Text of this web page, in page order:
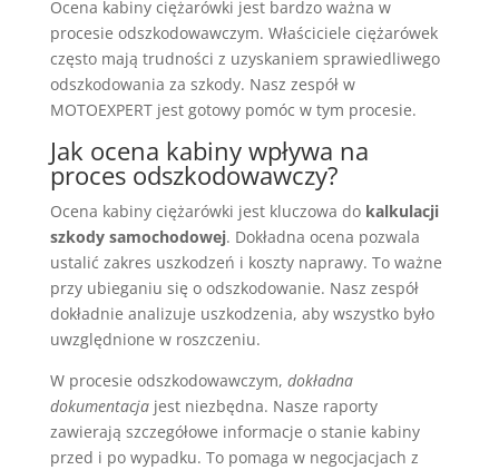
Ocena kabiny ciężarówki jest bardzo ważna w
procesie odszkodowawczym. Właściciele ciężarówek
często mają trudności z uzyskaniem sprawiedliwego
odszkodowania za szkody. Nasz zespół w
MOTOEXPERT jest gotowy pomóc w tym procesie.
Jak ocena kabiny wpływa na
proces odszkodowawczy?
Ocena kabiny ciężarówki jest kluczowa do kalkulacji
szkody samochodowej. Dokładna ocena pozwala
ustalić zakres uszkodzeń i koszty naprawy. To ważne
przy ubieganiu się o odszkodowanie. Nasz zespół
dokładnie analizuje uszkodzenia, aby wszystko było
uwzględnione w roszczeniu.
W procesie odszkodowawczym, dokładna
dokumentacjajest niezbędna. Nasze raporty
zawierają szczegółowe informacje o stanie kabiny
przed i po wypadku. To pomaga w negocjacjach z